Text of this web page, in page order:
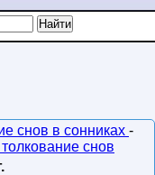
снов в сонниках -
снов